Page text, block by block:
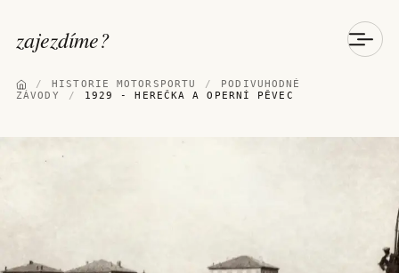
zajezdíme?
/ HISTORIE MOTORSPORTU /
PODIVUHODNÉ
ZÁVODY
/ 1929 - HEREČKA A OPERNÍ PĚVEC